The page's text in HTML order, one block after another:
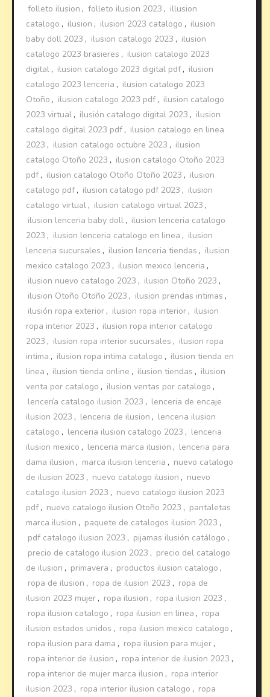
folleto ilusion , folleto ilusion 2023 , illusion
catalogo , ilusion , ilusion 2023 catalogo , ilusion
baby doll 2023 , ilusion catalogo 2023 , ilusion
catalogo 2023 brasieres , ilusion catalogo 2023
digital , ilusion catalogo 2023 digital pdf , ilusion
catalogo 2023 lenceria , ilusion catalogo 2023
Otoño , ilusion catalogo 2023 pdf , ilusion catalogo
2023 virtual , ilusión catalogo digital 2023 , ilusion
catalogo digital 2023 pdf , ilusion catalogo en linea
2023 , ilusion catalogo octubre 2023 , ilusion
catalogo Otoño 2023 , ilusion catalogo Otoño 2023
pdf , ilusion catalogo Otoño Otoño 2023 , ilusion
catalogo pdf , ilusion catalogo pdf 2023 , ilusion
catalogo virtual , ilusion catalogo virtual 2023 ,
ilusion lenceria baby doll , ilusion lenceria catalogo
2023 , ilusion lenceria catalogo en linea , ilusion
lenceria sucursales , ilusion lenceria tiendas , ilusion
mexico catalogo 2023 , ilusion mexico lenceria ,
ilusion nuevo catalogo 2023 , ilusion Otoño 2023 ,
ilusion Otoño Otoño 2023 , ilusion prendas intimas ,
ilusión ropa exterior , ilusion ropa interior , ilusion
ropa interior 2023 , ilusion ropa interior catalogo
2023 , ilusion ropa interior sucursales , ilusion ropa
intima , ilusion ropa intima catalogo , ilusion tienda en
linea , ilusion tienda online , ilusion tiendas , ilusion
venta por catalogo , ilusion ventas por catalogo ,
lencería catalogo ilusion 2023 , lenceria de encaje
ilusion 2023 , lenceria de ilusion , lenceria ilusion
catalogo , lenceria ilusion catalogo 2023 , lenceria
ilusion mexico , lenceria marca ilusion , lenceria para
dama ilusion , marca ilusion lenceria , nuevo catalogo
de ilusion 2023 , nuevo catalogo ilusion , nuevo
catalogo ilusion 2023 , nuevo catalogo ilusion 2023
pdf , nuevo catalogo ilusion Otoño 2023 , pantaletas
marca ilusion , paquete de catalogos ilusion 2023 ,
pdf catalogo ilusion 2023 , pijamas ilusión catálogo ,
precio de catalogo ilusion 2023 , precio del catalogo
de ilusion , primavera , productos ilusion catalogo ,
ropa de ilusion , ropa de ilusion 2023 , ropa de
ilusion 2023 mujer , ropa ilusion , ropa ilusion 2023 ,
ropa ilusion catalogo , ropa ilusion en linea , ropa
ilusion estados unidos , ropa ilusion mexico catalogo ,
ropa ilusion para dama , ropa ilusion para mujer ,
ropa interior de ilusion , ropa interior de ilusion 2023 ,
ropa interior de mujer marca ilusion , ropa interior
ilusion 2023 , ropa interior ilusion catalogo , ropa